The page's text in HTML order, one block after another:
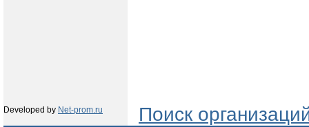
Developed by Net-prom.ru Поиск